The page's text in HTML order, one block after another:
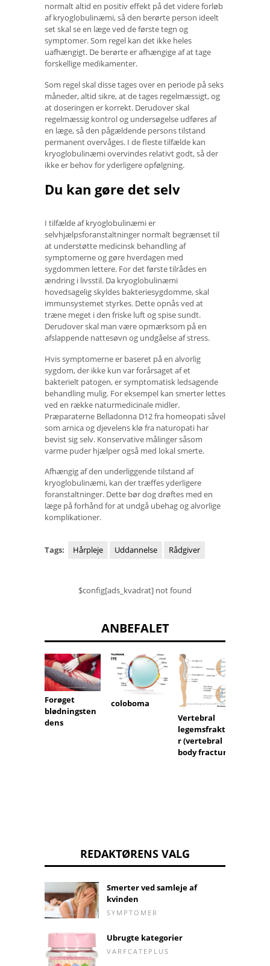
normalt altid en positiv effekt på det videre forløb
af kryoglobulinæmi, så den berørte person ideelt
set skal se en læge ved de første tegn og
symptomer. Som regel kan det ikke heles
uafhængigt. De berørte er afhængige af at tage
forskellige medikamenter.
Som regel skal disse tages over en periode på seks
måneder, altid sikre, at de tages regelmæssigt, og
at doseringen er korrekt. Derudover skal
regelmæssig kontrol og undersøgelse udføres af
en læge, så den pågældende persons tilstand
permanent overvåges. I de fleste tilfælde kan
kryoglobulinæmi overvindes relativt godt, så der
ikke er behov for yderligere opfølgning.
Du kan gøre det selv
I tilfælde af kryoglobulinæmi er
selvhjælpsforanstaltninger normalt begrænset til
at understøtte medicinsk behandling af
symptomerne og gøre hverdagen med
sygdommen lettere. For det første tilrådes en
ændring i livsstil. Da kryoglobulinæmi
hovedsagelig skyldes bakteriesygdomme, skal
immunsystemet styrkes. Dette opnås ved at
træne meget i den friske luft og spise sundt.
Derudover skal man være opmærksom på en
afslappende nattesøvn og undgåelse af stress.
Hvis symptomerne er baseret på en alvorlig
sygdom, der ikke kun var forårsaget af et
bakterielt patogen, er symptomatisk ledsagende
behandling mulig. For eksempel kan smerter lettes
ved en række naturmedicinale midler.
Præparaterne Belladonna D12 fra homeopati såvel
som arnica og djevelens klø fra naturopati har
bevist sig selv. Konservative målinger såsom
varme puder hjælper også med lokal smerte.
Afhængig af den underliggende tilstand af
kryoglobulinæmi, kan der træffes yderligere
foranstaltninger. Dette bør dog drøftes med en
læge på forhånd for at undgå ubehag og alvorlige
komplikationer.
Tags: Hårpleje Uddannelse Rådgiver
$config[ads_kvadrat] not found
ANBEFALET
Forøget
blødningsten
dens
coloboma
Vertebral
legemsfraktu
r (vertebral
body fracture)
REDAKTØRENS VALG
Smerter ved samleje af
kvinden
SYMPTOMER
Ubrugte kategorier
VARFCATEPLUS